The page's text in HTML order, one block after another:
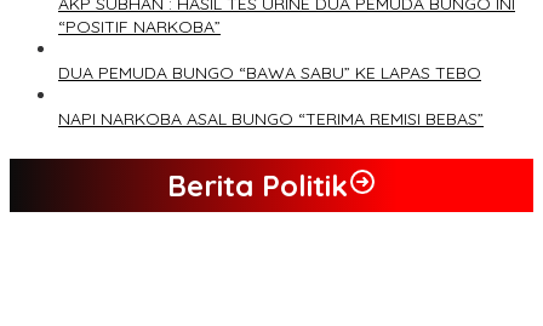
“POSITIF NARKOBA”
DUA PEMUDA BUNGO “BAWA SABU” KE LAPAS TEBO
NAPI NARKOBA ASAL BUNGO “TERIMA REMISI BEBAS”
Berita Politik